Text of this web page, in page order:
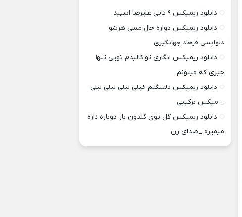
دانلود ریمیکس ۹ تایی علیرضا اسپید
دانلود ریمیکس دواره حال مسی هرشو
دلواپسی فرهاد جهانگیری
دانلود ریمیکس انگاری تو کالبدم تویی تنها
چیزی که میتونم
دانلود ریمیکس دلتنگتم خیلی لیلی لیلی لیلی
_ میکس ترکیبی
دانلود ریمیکس گل توی گلدون باز دوباره داره
میمیره _صدای زن